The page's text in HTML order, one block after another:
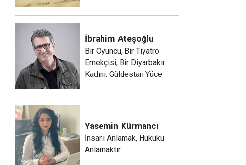
İbrahim Ateşoğlu
Bir Oyuncu, Bir Tiyatro
Emekçisi, Bir Diyarbakır
Kadını: Güldestan Yüce
Yasemin Kürmancı
İnsanı Anlamak, Hukuku
Anlamaktır